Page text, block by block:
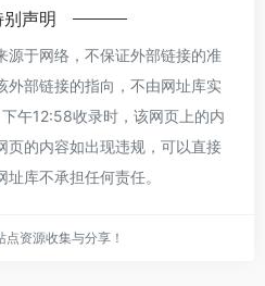
别声明
于网络，不保证外部链接的准
外部链接的指向，不由网址库实
午12:58收录时，该网页上的内
页的内容如出现违规，可以直接
库不承担任何责任。
资源收集与分享！